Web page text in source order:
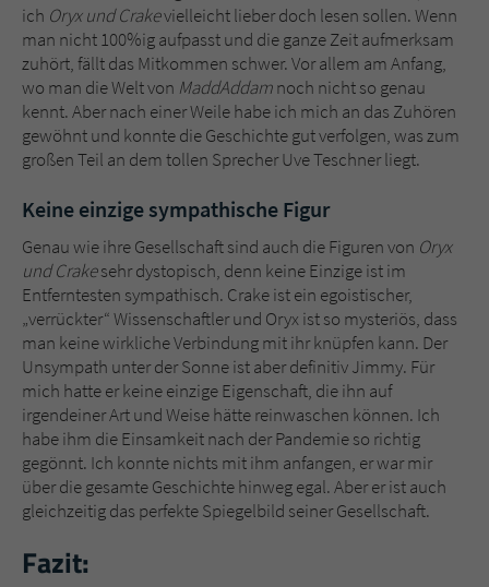
ich Oryx und Crakevielleicht lieber doch lesen sollen. Wenn
man nicht 100%ig aufpasst und die ganze Zeit aufmerksam
zuhört, fällt das Mitkommen schwer. Vor allem am Anfang,
wo man die Welt von MaddAddamnoch nicht so genau
kennt. Aber nach einer Weile habe ich mich an das Zuhören
gewöhnt und konnte die Geschichte gut verfolgen, was zum
großen Teil an dem tollen Sprecher Uve Teschner liegt.
Keine einzige sympathische Figur
Genau wie ihre Gesellschaft sind auch die Figuren von Oryx
und Crakesehr dystopisch, denn keine Einzige ist im
Entferntesten sympathisch. Crake ist ein egoistischer,
„verrückter“ Wissenschaftler und Oryx ist so mysteriös, dass
man keine wirkliche Verbindung mit ihr knüpfen kann. Der
Unsympath unter der Sonne ist aber definitiv Jimmy. Für
mich hatte er keine einzige Eigenschaft, die ihn auf
irgendeiner Art und Weise hätte reinwaschen können. Ich
habe ihm die Einsamkeit nach der Pandemie so richtig
gegönnt. Ich konnte nichts mit ihm anfangen, er war mir
über die gesamte Geschichte hinweg egal. Aber er ist auch
gleichzeitig das perfekte Spiegelbild seiner Gesellschaft.
Fazit: